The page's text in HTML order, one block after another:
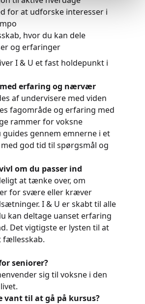
for at udforske interesser i
hvor du kan dele
og erfaringer
I & U et fast holdepunkt i
erfaring og nærvær
af undervisere med viden
fagområde og erfaring med
rammer for voksne
guides gennem emnerne i et
god tid til spørgsmål og
om du passer ind
at tænke over, om
for svære eller kræver
I & U er skabt til alle
kan deltage uanset erfaring
Det vigtigste er lysten til at
fællesskab.
seniorer?
sig til voksne i den
vant til at gå på kursus?